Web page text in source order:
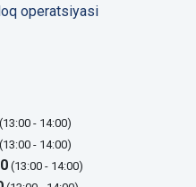
operatsiyasi
(13:00 - 14:00)
(13:00 - 14:00)
(13:00 - 14:00)